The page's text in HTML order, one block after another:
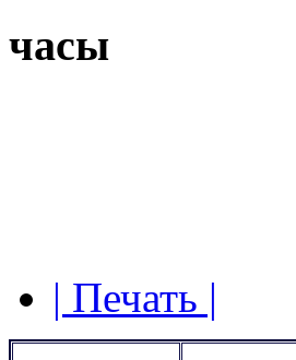
часы
| Печать |